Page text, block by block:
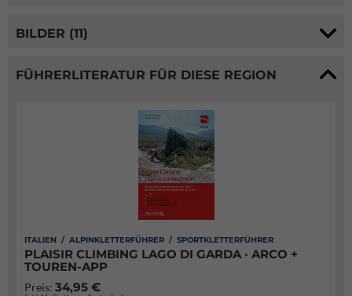
BILDER (11)
FÜHRERLITERATUR FÜR DIESE REGION
ITALIEN / ALPINKLETTERFÜHRER / SPORTKLETTERFÜHRER
PLAISIR CLIMBING LAGO DI GARDA · ARCO +
TOUREN-APP
Preis: 34,95 €